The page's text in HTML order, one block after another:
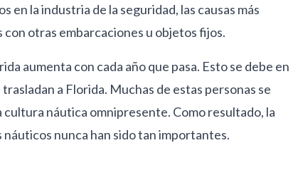
en la industria de la seguridad, las causas más
otras embarcaciones u objetos fijos.
aumenta con cada año que pasa. Esto se debe en
a Florida. Muchas de estas personas se
cultura náutica omnipresente. Como resultado, la
nunca han sido tan importantes.